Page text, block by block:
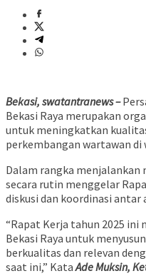
Bekasi, swatantranews –
Bekasi Raya merupakan
untuk meningkatkan
perkembangan wartawan di
Dalam rangka menjalankan
secara rutin menggelar
diskusi dan koordinasi antar
“Rapat Kerja tahun 2025 ini
Bekasi Raya untuk
berkualitas dan relevan
saat ini,” KataAde Muksin,